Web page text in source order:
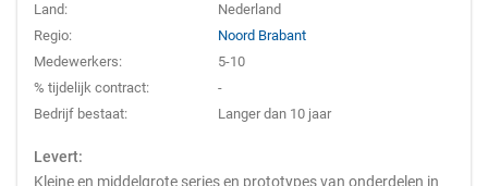
Land:
Nederland
Regio:
Noord Brabant
Medewerkers:
5-10
% tijdelijk contract:
-
Bedrijf bestaat:
Langer dan 10 jaar
Levert:
Kleine en middelgrote series en prototypes van onderdelen in